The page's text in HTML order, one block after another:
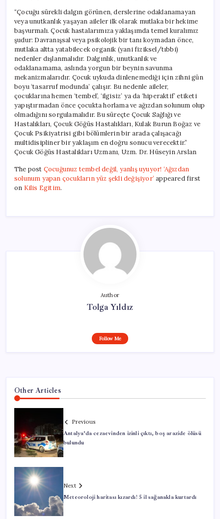
“Çocuğu sürekli dalgın görünen, derslerine odaklanamayan
veya unutkanlık yaşayan aileler ilk olarak mutlaka bir hekime
başvurmalı. Çocuk hastalarımıza yaklaşımda temel kuralımız
şudur: Davranışsal veya psikolojik bir tanı koymadan önce,
mutlaka altta yatabilecek organik (yani fiziksel/tıbbi)
nedenler dışlanmalıdır. Dalgınlık, unutkanlık ve
odaklanamama, aslında yorgun bir beynin savunma
mekanizmalarıdır. Çocuk uykuda dinlenemediği için zihni gün
boyu ‘tasarruf modunda’ çalışır. Bu nedenle aileler,
çocuklarına hemen ‘tembel’, ‘ilgisiz’ ya da ‘hiperaktif’ etiketi
yapıştırmadan önce çocukta horlama ve ağızdan solunum olup
olmadığını sorgulamalıdır. Bu süreçte Çocuk Sağlığı ve
Hastalıkları, Çocuk Göğüs Hastalıkları, Kulak Burun Boğaz ve
Çocuk Psikiyatrisi gibi bölümlerin bir arada çalışacağı
multidisipliner bir yaklaşım en doğru sonucu verecektir.”
Çocuk Göğüs Hastalıkları Uzmanı, Uzm. Dr. Hüseyin Arslan
The post Çocuğunuz tembel değil, yanlış uyuyor! ‘Ağızdan
solunum yapan çocukların yüz şekli değişiyor’ appeared first
on Kilis Egitim.
Author
Tolga Yıldız
Follow Me
Other Articles
Previous
Antalya’da cezaevinden izinli çıktı, boş arazide ölüsü
bulundu
Next
Meteoroloji haritası kızardı! 5 il sağanakla kurtardı